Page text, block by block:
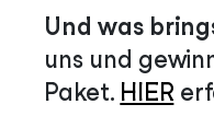
Und was
uns und
Paket. HIER